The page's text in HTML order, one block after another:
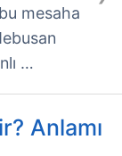
mesaha
…
Anlamı